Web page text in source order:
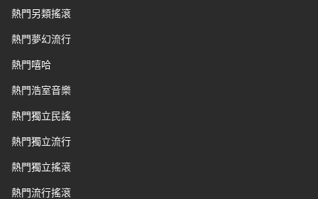
熱門另類搖滾
熱門夢幻流行
熱門嘻哈
熱門浩室音樂
熱門獨立民謠
熱門獨立流行
熱門獨立搖滾
熱門流行搖滾